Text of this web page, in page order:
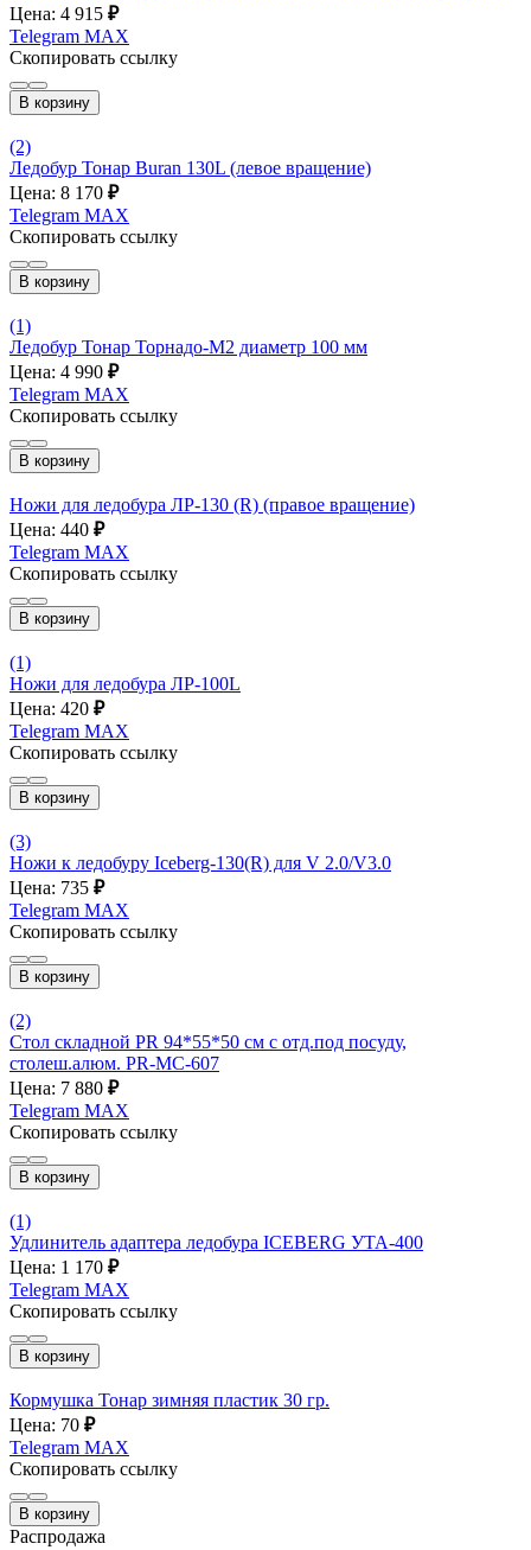
Цена: 4 915 ₽
Telegram MAX
Скопировать ссылку
В корзину
(2)
Ледобур Тонар Buran 130L (левое вращение)
Цена: 8 170 ₽
Telegram MAX
Скопировать ссылку
В корзину
(1)
Ледобур Тонар Торнадо-М2 диаметр 100 мм
Цена: 4 990 ₽
Telegram MAX
Скопировать ссылку
В корзину
Ножи для ледобура ЛР-130 (R) (правое вращение)
Цена: 440 ₽
Telegram MAX
Скопировать ссылку
В корзину
(1)
Ножи для ледобура ЛР-100L
Цена: 420 ₽
Telegram MAX
Скопировать ссылку
В корзину
(3)
Ножи к ледобуру Iceberg-130(R) для V 2.0/V3.0
Цена: 735 ₽
Telegram MAX
Скопировать ссылку
В корзину
(2)
Стол складной PR 94*55*50 см с отд.под посуду,
столеш.алюм. PR-MC-607
Цена: 7 880 ₽
Telegram MAX
Скопировать ссылку
В корзину
(1)
Удлинитель адаптера ледобура ICEBERG УТА-400
Цена: 1 170 ₽
Telegram MAX
Скопировать ссылку
В корзину
Кормушка Тонар зимняя пластик 30 гр.
Цена: 70 ₽
Telegram MAX
Скопировать ссылку
В корзину
Распродажа